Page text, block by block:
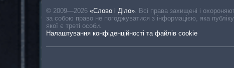
© 2009—2026 «Слово і Діло» Всі права захищені і
за собою право не погоджуватися з інформацією, яка
якої є треті особи.
Налаштування конфіденційності та файлів cookie